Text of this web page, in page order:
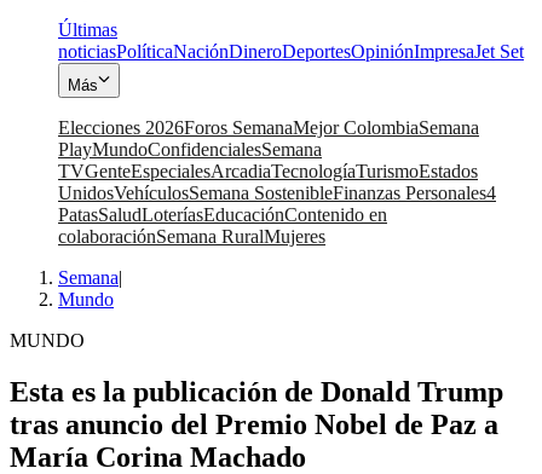
Últimas
noticiasPolíticaNaciónDineroDeportesOpiniónImpresaJet Set
Más
Elecciones 2026Foros SemanaMejor ColombiaSemana
PlayMundoConfidencialesSemana
TVGenteEspecialesArcadiaTecnologíaTurismoEstados
UnidosVehículosSemana SostenibleFinanzas Personales4
PatasSaludLoteríasEducaciónContenido en
colaboraciónSemana RuralMujeres
Semana|
Mundo
MUNDO
Esta es la publicación de Donald Trump
tras anuncio del Premio Nobel de Paz a
María Corina Machado